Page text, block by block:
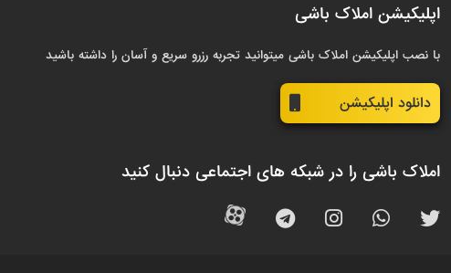
اپلیکیشن املاک باشی
با نصب اپلیکیشن املاک باشی میتوانید تجربه رزرو سریع و آسان را داشته باشید
دانلود اپلیکیشن
املاک باشی را در شبکه های اجتماعی دنبال کنید